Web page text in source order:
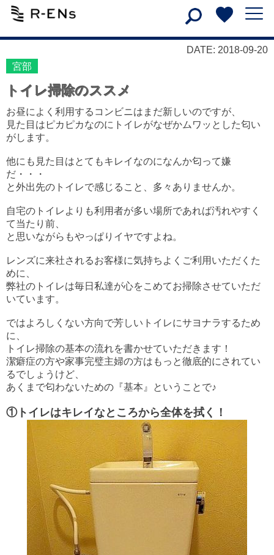
DATE: 2018-09-20
宮部
トイレ掃除のススメ
お昼によく利用するコンビニはまだ新しいのですが、
見た目はピカピカなのにトイレがなぜかムワッとした匂い
がします。
他にも見た目はとてもキレイなのになんか匂って嫌
だ・・・
と外出先のトイレで感じること、多々ありませんか。
自宅のトイレよりも利用者が多い場所であれば汚れやすく
て当たり前、
と思いながらもやっぱりイヤですよね。
レンズに来社されるお客様に気持ちよくご利用いただくた
めに、
弊社のトイレは毎日私達が心をこめてお掃除させていただ
いています。
ではよろしくない方向で芳しいトイレにサヨナラするため
に、
トイレ掃除の基本の流れを書かせていただきます！
潔癖症の方や家事完璧主婦の方はもっと徹底的にされてい
るでしょうけど、
あくまで匂わないための『基本』ということで♪
①トイレはキレイなところから全体を拭く！